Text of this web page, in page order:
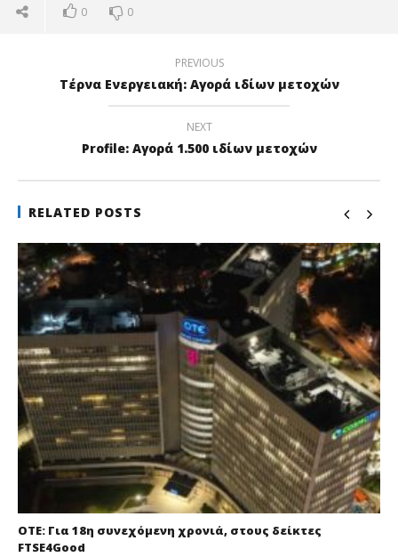
0 0
PREVIOUS
Τέρνα Ενεργειακή: Αγορά ιδίων μετοχών
NEXT
Profile: Αγορά 1.500 ιδίων μετοχών
RELATED POSTS
ΟΤΕ: Για 18η συνεχόμενη χρονιά, στους δείκτες
FTSE4Good